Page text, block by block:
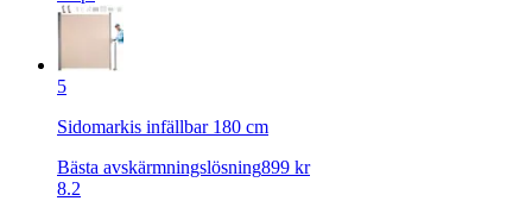
5
Sidomarkis infällbar 180 cm
Bästa avskärmningslösning899 kr
8.2